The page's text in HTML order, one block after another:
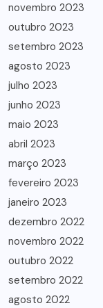
novembro 2023
outubro 2023
setembro 2023
agosto 2023
julho 2023
junho 2023
maio 2023
abril 2023
março 2023
fevereiro 2023
janeiro 2023
dezembro 2022
novembro 2022
outubro 2022
setembro 2022
agosto 2022